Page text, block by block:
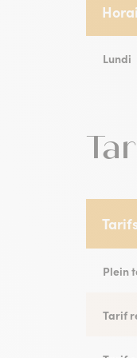
Lundi
Lundi
Lundi
Plein
Tarif